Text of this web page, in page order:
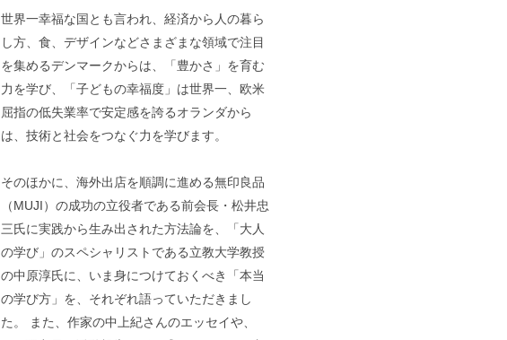
世界一幸福な国とも言われ、経済から人の暮ら
し方、食、デザインなどさまざまな領域で注目
を集めるデンマークからは、「豊かさ」を育む
力を学び、「子どもの幸福度」は世界一、欧米
屈指の低失業率で安定感を誇るオランダから
は、技術と社会をつなぐ力を学びます。
そのほかに、海外出店を順調に進める無印良品
（MUJI）の成功の立役者である前会長・松井忠
三氏に実践から生み出された方法論を、「大人
の学び」のスペシャリストである立教大学教授
の中原淳氏に、いま身につけておくべき「本当
の学び方」を、それぞれ語っていただきまし
た。 また、作家の中上紀さんのエッセイや、